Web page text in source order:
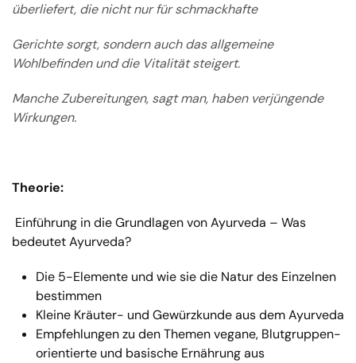
überliefert, die nicht nur für schmackhafte
Gerichte sorgt, sondern auch das allgemeine
Wohlbefinden und die Vitalität steigert.
Manche Zubereitungen, sagt man, haben verjüngende
Wirkungen.
Theorie:
Einführung in die Grundlagen von Ayurveda – Was
bedeutet Ayurveda?
Die 5-Elemente und wie sie die Natur des Einzelnen
bestimmen
Kleine Kräuter- und Gewürzkunde aus dem Ayurveda
Empfehlungen zu den Themen vegane, Blutgruppen-
orientierte und basische Ernährung aus